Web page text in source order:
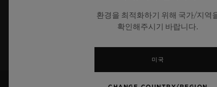
가입하기
환경을 최적화하기 위해 국가/지역
확인해주시기 바랍니다.
미국